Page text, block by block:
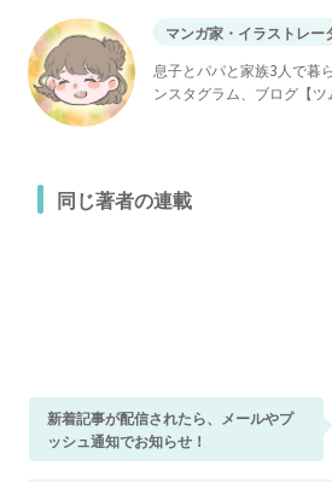
マンガ家・イラストレー
息子とパパと家族3人で暮
ンスタグラム、ブログ【
同じ著者の連載
新着記事が配信されたら、メールやプ
ッシュ通知でお知らせ！